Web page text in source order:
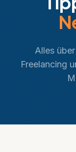
Alles
Freelancing